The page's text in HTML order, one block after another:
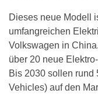
Dieses neue Modell
umfangreichen
Volkswagen in
über 20 neue
Bis 2030 sollen rund
Vehicles) auf den